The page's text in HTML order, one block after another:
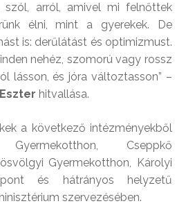
szól, arról, amivel mi felnőttek
élni, mint a gyerekek. De
is: derűlátást és optimizmust.
nehéz, szomorú vagy rossz
lásson, és jóra változtasson” –
hitvallása.
a következő intézményekből
Cseppkő
Gyermekotthon, Károlyi
és hátrányos helyzetű
szervezésében.